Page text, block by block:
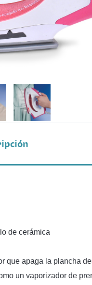
de cerámica
que apaga la plancha
un vaporizador de